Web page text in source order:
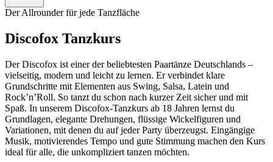
Der Allrounder für jede Tanzfläche
Discofox Tanzkurs
Der Discofox ist einer der beliebtesten Paartänze Deutschlands –
vielseitig, modern und leicht zu lernen. Er verbindet klare
Grundschritte mit Elementen aus Swing, Salsa, Latein und
Rock’n’Roll. So tanzt du schon nach kurzer Zeit sicher und mit
Spaß. In unserem Discofox-Tanzkurs ab 18 Jahren lernst du
Grundlagen, elegante Drehungen, flüssige Wickelfiguren und
Variationen, mit denen du auf jeder Party überzeugst. Eingängige
Musik, motivierendes Tempo und gute Stimmung machen den Kurs
ideal für alle, die unkompliziert tanzen möchten.